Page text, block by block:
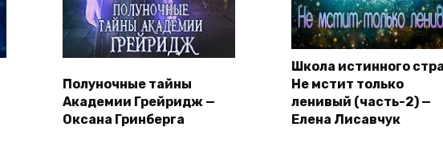
Полуночные тайны
Академии Грейридж —
Оксана Гринберга
Школа истинного
Не мстит только
ленивый (часть-2) —
Елена Лисавчук